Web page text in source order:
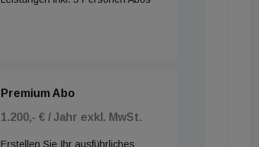
Premium Abo
1.200,- € / Jahr exkl. MwSt.
Erstellen Sie Ihr ausführliches